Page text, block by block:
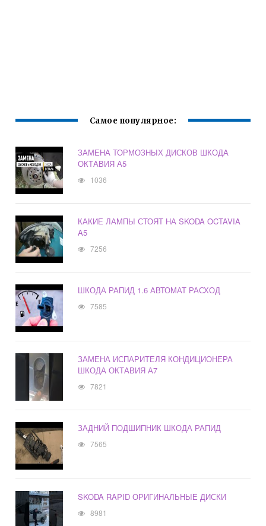
Самое популярное:
ЗАМЕНА ТОРМОЗНЫХ ДИСКОВ ШКОДА
ОКТАВИЯ А5
1036
КАКИЕ ЛАМПЫ СТОЯТ НА SKODA OCTAVIA
A5
7256
ШКОДА РАПИД 1.6 АВТОМАТ РАСХОД
7585
ЗАМЕНА ИСПАРИТЕЛЯ КОНДИЦИОНЕРА
ШКОДА ОКТАВИЯ А7
7821
ЗАДНИЙ ПОДШИПНИК ШКОДА РАПИД
7565
SKODA RAPID ОРИГИНАЛЬНЫЕ ДИСКИ
8981